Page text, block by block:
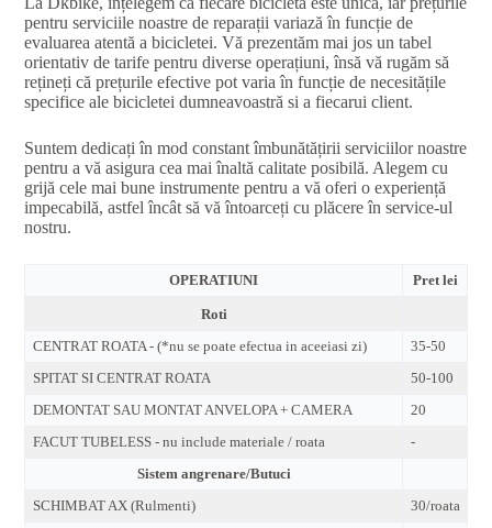
pentru serviciile noastre de reparații variază în funcție de
evaluarea atentă a bicicletei. Vă prezentăm mai jos un tabel
orientativ de tarife pentru diverse operațiuni, însă vă rugăm să
rețineți că prețurile efective pot varia în funcție de necesitățile
specifice ale bicicletei dumneavoastră si a fiecarui client.
Suntem dedicați în mod constant îmbunătățirii serviciilor noastre
pentru a vă asigura cea mai înaltă calitate posibilă. Alegem cu
grijă cele mai bune instrumente pentru a vă oferi o experiență
impecabilă, astfel încât să vă întoarceți cu plăcere în service-ul
nostru.
OPERATIUNI Pret lei
Roti
CENTRAT ROATA - (*nu se poate efectua in aceeiasi zi)
35-50
SPITAT SI CENTRAT ROATA
50-100
DEMONTAT SAU MONTAT ANVELOPA + CAMERA
20
FACUT TUBELESS - nu include materiale / roata
-
Sistem angrenare/Butuci
SCHIMBAT AX (Rulmenti)
30/roata